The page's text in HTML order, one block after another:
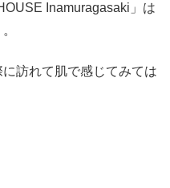
Inamuragasaki」は
訪れて肌で感じてみては